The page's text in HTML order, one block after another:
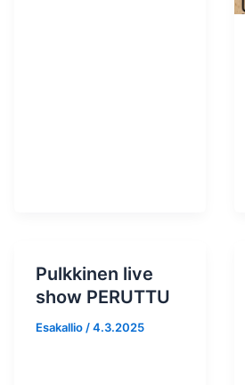
Pulkkinen live
show PERUTTU
Esakallio /4.3.2025